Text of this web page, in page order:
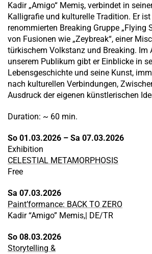
Kadir „Amigo“ Memiş, verbindet in
Kalligrafie und kulturelle Tradition. Er
renommierten Breaking Gruppe „Flying
von Fusionen wie „Zeybreak“, einer
türkischem Volkstanz und Breaking. Im
unserem Publikum gibt er Einblicke in
Lebensgeschichte und seine Kunst,
nach kulturellen Verbindungen,
Ausdruck der eigenen künstlerischen
Duration: ~ 60 min.
So 01.03.2026 – Sa 07.03.2026
Exhibition
CELESTIAL METAMORPHOSIS
Free
Sa 07.03.2026
Paint’formance: BACK TO ZERO
Kadir “Amigo” Memis,| DE/TR
So 08.03.2026
Storytelling &